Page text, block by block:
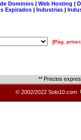
Dominios| Web Hosting |
Expirados | Industrias |
[Pág.
** Precios
© 2002/2022 Solo10.com